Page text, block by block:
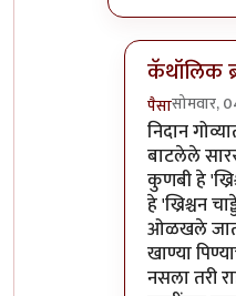
कॅथॉलिक
पैसासोमवार,
In reply to
निदान
बाटलेले
कुणबी हे
हे 'ख्रिश्चन
ओळखले
खाण्या
नसला तरी